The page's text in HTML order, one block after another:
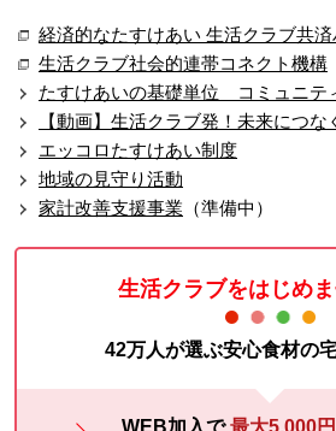
経済的なたすけあい 生活クラブ共
生活クラブ社会的連帯コネクト機構
たすけあいの基礎単位 コミュニテ
【動画】生活クラブ発！未来につな
エッコロたすけあい制度
地域の見守り活動
家計改善支援事業 （準備中）
生活クラブをはじめ
42万人が選ぶ安心食材の
WEB加入で最大5,000円